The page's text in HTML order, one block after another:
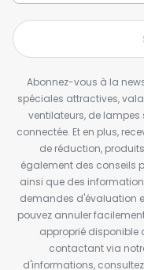
Abonnez-vous à la
spéciales attractives,
ventilateurs, de
connectée. Et en plus,
de réduction,
également des conseils
ainsi que des
demandes d'évaluation
pouvez annuler
approprié disponible
contactant via
d'informations,